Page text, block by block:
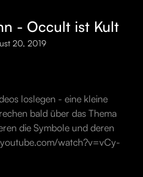
- Occult ist Kult
20, 2019
loslegen - eine kleine
bald über das Thema
die Symbole und deren
watch?v=vCy-